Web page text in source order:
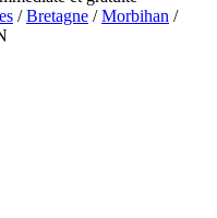
/Bretagne /Morbihan /